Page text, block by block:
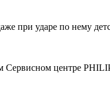
при ударе по нему
Сервисном центре